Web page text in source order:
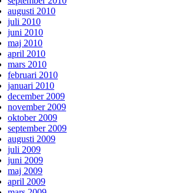
augusti 2010
juli 2010
juni 2010
maj 2010
april 2010
mars 2010
februari 2010
januari 2010
december 2009
november 2009
oktober 2009
september 2009
augusti 2009
juli 2009
juni 2009
maj 2009
april 2009